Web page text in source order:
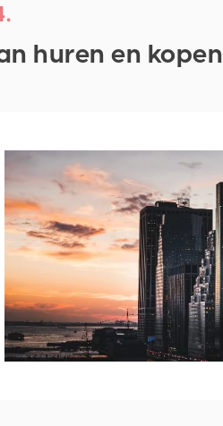
huren en kopen